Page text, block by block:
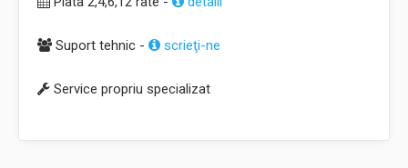
Suport tehnic - scrieţi-ne
Service propriu specializat